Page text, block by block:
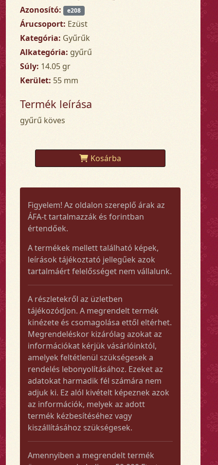
Azonosító: e208
Árucsoport: Ezüst
Kategória: Gyűrűk
Alkategória: gyűrű
Súly: 14.05 gr
Kerület: 55 mm
Termék leírása
gyűrű köves
Kosárba
Figyelem! Az oldalon szereplő árak az
ÁFA-t tartalmazzák és forintban
értendőek.
A termékek mellett található képek,
leírások tájékoztató jellegűek azok
tartalmáért felelősséget nem vállalunk.
A részletekről az üzletben
tájékozódjon. A megrendelt termék
kinézete és csomagolása ettől eltérhet.
Megrendeléskor kizárólag azokat az
információkat kérjük vásárlóinktól,
amelyek feltétlenül szükségesek a
rendelés lebonyolításához. Ezeket az
adatokat harmadik fél számára nem
adjuk ki. Ez alól kivételt képeznek azok
az információk, melyek az adott
termék kézbesítéséhez vagy
kiszállításához szükségesek.
Amennyiben a megrendelt termék